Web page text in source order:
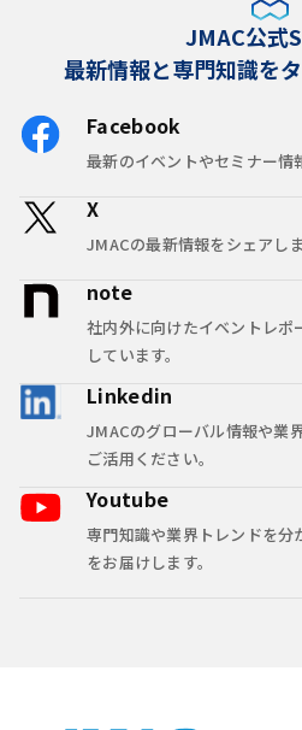
JMAC公式
最新情報と専門知識を
Facebook
最新のイベントやセミナー情
X
JMACの最新情報をシェアしま
note
社内外に向けたイベントレポ
しています。
Linkedin
JMACのグローバル情報や業
ご活用ください。
Youtube
専門知識や業界トレンドを分
をお届けします。